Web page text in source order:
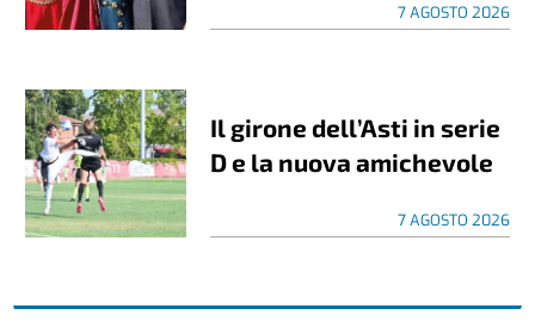
7 AGOSTO 2026
Il girone dell’Asti in serie
D e la nuova amichevole
7 AGOSTO 2026